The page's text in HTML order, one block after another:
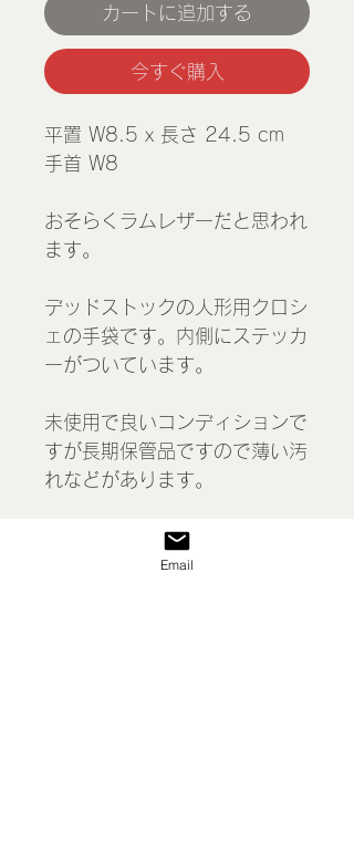
カートに追加する
今すぐ購入
平置 W8.5 x 長さ 24.5 cm
手首 W8
おそらくラムレザーだと思われ
ます。
デッドストックの人形用クロシ
ェの手袋です。内側にステッカ
ーがついています。
未使用で良いコンディションで
すが長期保管品ですので薄い汚
れなどがあります。
＊こちらの商品はゆうパケット
(追跡あり、保証なし)でお送り
Email